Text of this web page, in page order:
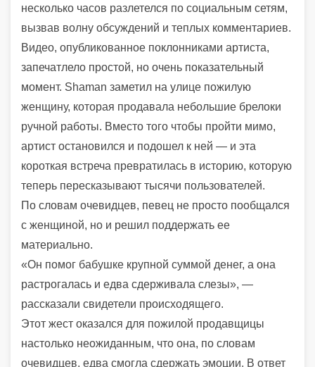
несколько часов разлетелся по социальным сетям,
вызвав волну обсуждений и теплых комментариев.
Видео, опубликованное поклонниками артиста,
запечатлело простой, но очень показательный
момент. Shaman заметил на улице пожилую
женщину, которая продавала небольшие брелоки
ручной работы. Вместо того чтобы пройти мимо,
артист остановился и подошел к ней — и эта
короткая встреча превратилась в историю, которую
теперь пересказывают тысячи пользователей.
По словам очевидцев, певец не просто пообщался
с женщиной, но и решил поддержать ее
материально.
«Он помог бабушке крупной суммой денег, а она
растрогалась и едва сдерживала слезы», —
рассказали свидетели происходящего.
Этот жест оказался для пожилой продавщицы
настолько неожиданным, что она, по словам
очевидцев, едва смогла сдержать эмоции. В ответ